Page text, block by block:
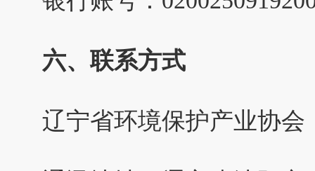
六、联系方式
辽宁省环境保护产业协会